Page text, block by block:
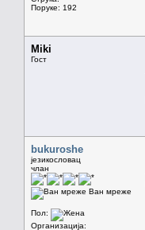
Поруке: 192
Miki
Гост
bukuroshe
језикословац
члан
Ван мреже
Пол:
Организација: